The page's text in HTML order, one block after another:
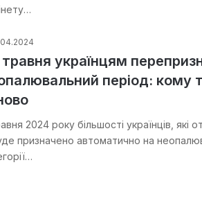
травня українцям
період: кому
2024 року більшості українців, які
призначено автоматично на